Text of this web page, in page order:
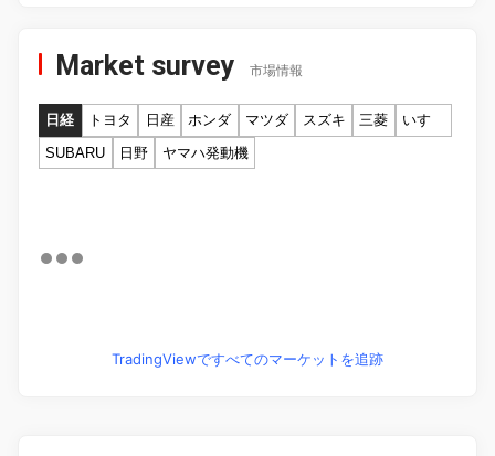
Market survey 市場情報
日経 トヨタ 日産 ホンダ マツダ スズキ 三菱
いすゞ
SUBARU
日野 ヤマハ発動機
TradingViewですべてのマーケットを追跡